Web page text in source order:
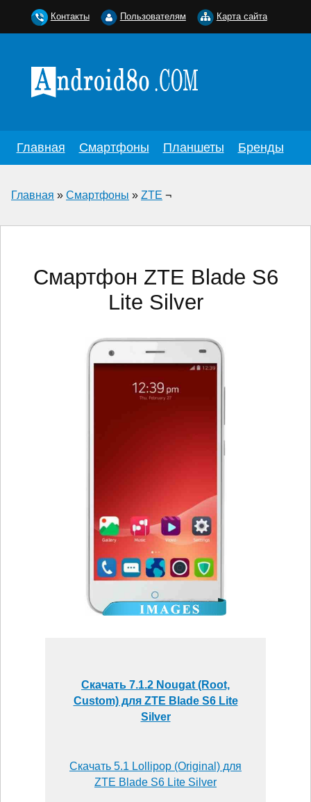
Главная Смартфоны Планшеты Бренды
Главная » Смартфоны » ZTE ¬
Смартфон ZTE Blade S6
Lite Silver
Скачать 7.1.2 Nougat (Root,
Custom) для ZTE Blade S6 Lite
Silver
Скачать 5.1 Lollipop (Original) для
ZTE Blade S6 Lite Silver
Контакты Пользователям Карта сайта